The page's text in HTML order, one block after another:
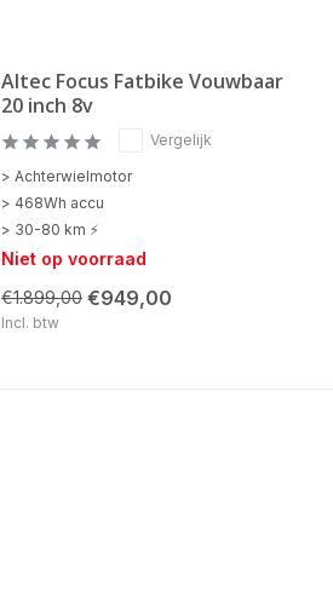
Altec Focus Fatbike Vouwbaar
20 inch 8v
Vergelijk
> Achterwielmotor
> 468Wh accu
> 30-80 km ⚡
Niet op voorraad
€1.899,00 €949,00
Incl. btw